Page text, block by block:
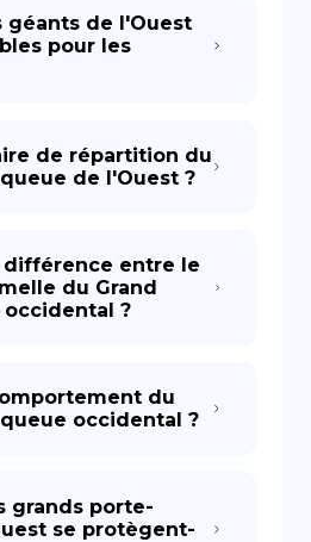
géants de l'Ouest
pour les
de répartition du
de l'Ouest ?
différence entre le
du Grand
?
du
occidental ?
grands porte-
se protègent-